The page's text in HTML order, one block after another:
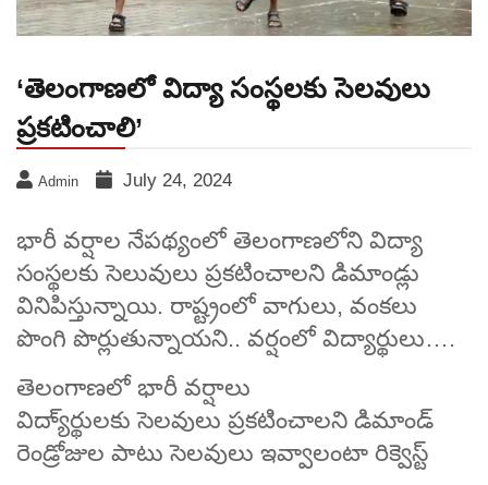
‘తెలంగాణలో విద్యా సంస్థలకు సెలవులు
ప్రకటించాలి’
Admin July 24, 2024
భారీ వర్షాల నేపథ్యంలో తెలంగాణలోని విద్యా
సంస్థలకు సెలువులు ప్రకటించాలని డిమాండ్లు
వినిపిస్తున్నాయి. రాష్ట్రంలో వాగులు, వంకలు
పొంగి పొర్లుతున్నాయని.. వర్షంలో విద్యార్థులు….
తెలంగాణలో భారీ వర్షాలు
విద్యా్ర్థులకు సెలవులు ప్రకటించాలని డిమాండ్
రెండ్రోజుల పాటు సెలవులు ఇవ్వాలంటా రిక్వెస్ట్